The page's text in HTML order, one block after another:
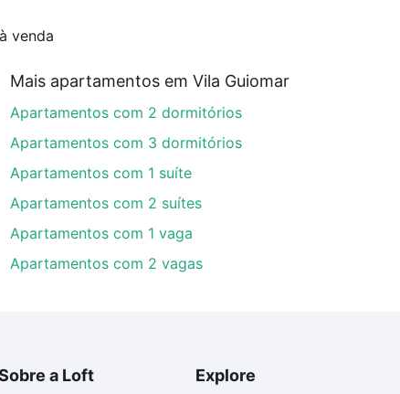
venda
Mais apartamentos em Vila Guiomar
Apartamentos com 2 dormitórios
Apartamentos com 3 dormitórios
Apartamentos com 1 suíte
Apartamentos com 2 suítes
Apartamentos com 1 vaga
Apartamentos com 2 vagas
a Loft Explore